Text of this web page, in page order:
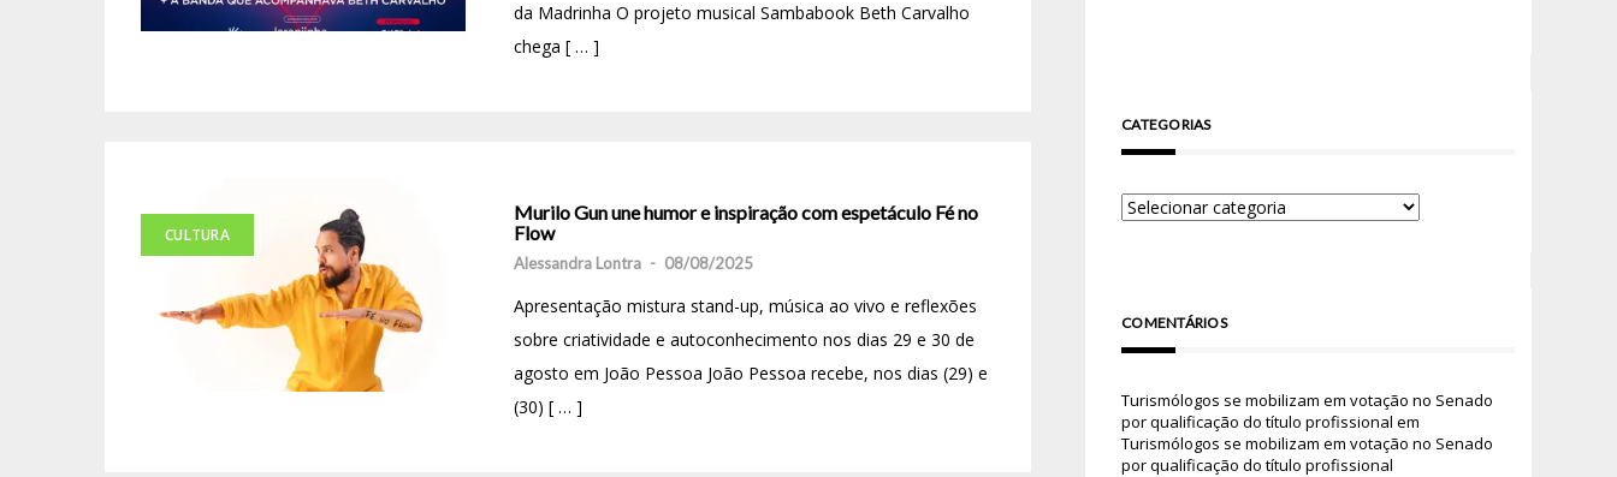
da Madrinha O projeto musical Sambabook Beth Carvalho
chega [ … ]
CULTURA
Murilo Gun une humor e inspiração com espetáculo Fé no
Flow
Alessandra Lontra - 08/08/2025
Apresentação mistura stand-up, música ao vivo e reflexões
sobre criatividade e autoconhecimento nos dias 29 e 30 de
agosto em João Pessoa João Pessoa recebe, nos dias (29) e
(30) [ … ]
CATEGORIAS
COMENTÁRIOS
Turismólogos se mobilizam em votação no Senado
por qualificação do título profissional em
Turismólogos se mobilizam em votação no Senado
por qualificação do título profissional